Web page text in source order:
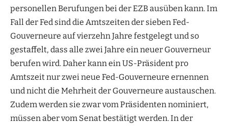
personellen Berufungen bei der EZB ausüben kann. Im
Fall der Fed sind die Amtszeiten der sieben Fed-
Gouverneure auf vierzehn Jahre festgelegt und so
gestaffelt, dass alle zwei Jahre ein neuer Gouverneur
berufen wird. Daher kann ein US-Präsident pro
Amtszeit nur zwei neue Fed-Gouverneure ernennen
und nicht die Mehrheit der Gouverneure austauschen.
Zudem werden sie zwar vom Präsidenten nominiert,
müssen aber vom Senat bestätigt werden. In der